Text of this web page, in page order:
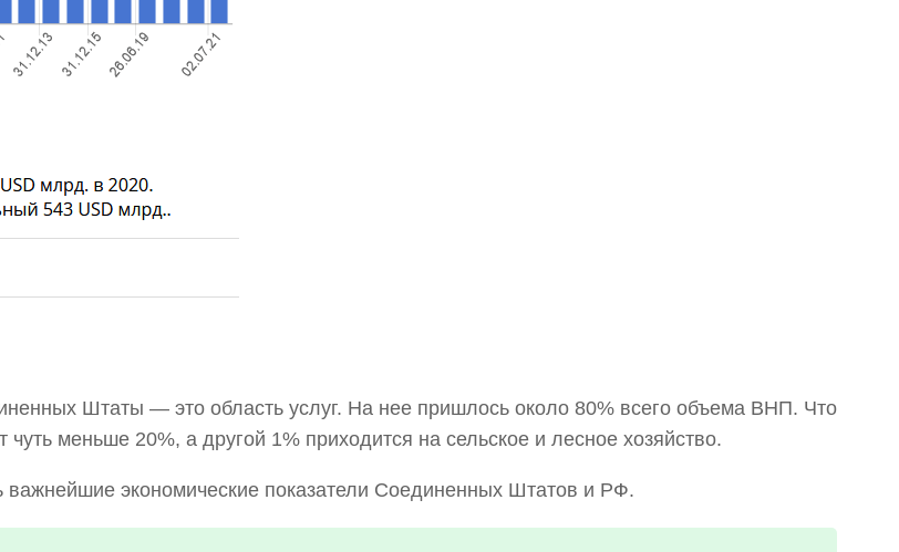
Штаты — это область услуг. На нее пришлось около 80% всего объема ВНП. Что
чуть меньше 20%, а другой 1% приходится на сельское и лесное хозяйство.
экономические показатели Соединенных Штатов и РФ.